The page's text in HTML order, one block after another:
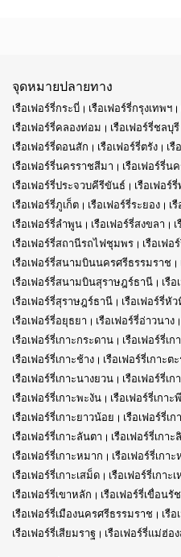
จุดหมายปลายทาง
เรือเฟอร์รี่กระบี่ เรือเฟอร์รี่กรุงเทพฯ
เรือเฟอร์รี่คลองท่อม
เรือเฟอร์รี่ชลบุรี
เรือเฟอร์รี่ดอนสัก
เรือเฟอร์รี่ตรัง เรื
เรือเฟอร์รี่นครราชสีมา
เรือเฟอร์รี่น
เรือเฟอร์รี่ประจวบคีรีขันธ์
เรือเฟอร์รี่
เรือเฟอร์รี่ภูเก็ต
เรือเฟอร์รี่ระยอง เ
เรือเฟอร์รี่ลำพูน
เรือเฟอร์รี่สงขลา
เรือเฟอร์รี่สถานีรถไฟชุมพร
เรือเฟ
เรือเฟอร์รี่สนามบินนครศรีธรรมราช
เรือเฟอร์รี่สนามบินสุราษฎร์ธานี
เรื
เรือเฟอร์รี่สุราษฎร์ธานี
เรือเฟอร์รี่หั
เรือเฟอร์รี่อยุธยา
เรือเฟอร์รี่อ่าวนาง
เรือเฟอร์รี่เกาะกระดาน
เรือเฟอร์รี่เก
เรือเฟอร์รี่เกาะช้าง
เรือเฟอร์รี่เกาะตะ
เรือเฟอร์รี่เกาะนางยวน
เรือเฟอร์รี่เ
เรือเฟอร์รี่เกาะพะงัน
เรือเฟอร์รี่เกาะ
เรือเฟอร์รี่เกาะยาวน้อย
เรือเฟอร์รี่เ
เรือเฟอร์รี่เกาะลันตา
เรือเฟอร์รี่เกาะ
เรือเฟอร์รี่เกาะหมาก
เรือเฟอร์รี่เกาะ
เรือเฟอร์รี่เกาะเสม็ด
เรือเฟอร์รี่เกาะ
เรือเฟอร์รี่เขาหลัก
เรือเฟอร์รี่เขื่อนรั
เรือเฟอร์รี่เมืองนครศรีธรรมราช
เรื
เรือเฟอร์รี่เสียมราฐ
เรือเฟอร์รี่แม่ฮ่อ